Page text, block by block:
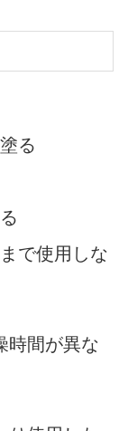
る
で使用しな
時間が異な